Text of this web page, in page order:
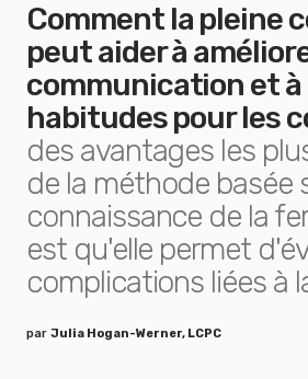
Comment la pleine
peut aider à
communication et
habitudes pour les
des avantages les
de la méthode basée
connaissance de la
est qu'elle permet
complications liées à
par Julia Hogan-Werner, LCPC